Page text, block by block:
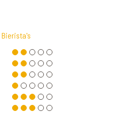
Bierista's